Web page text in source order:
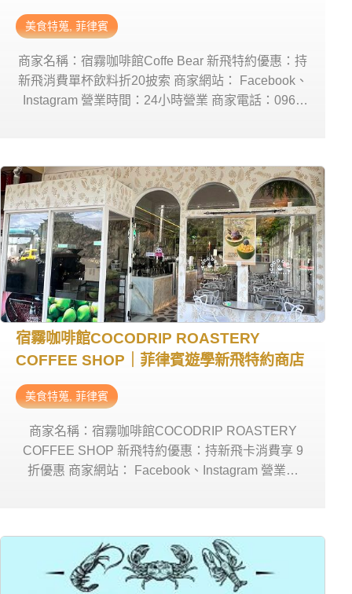
美食特蒐, 菲律賓
商家名稱：宿霧咖啡館Coffe Bear 新飛特約優惠：持
新飛消費單杯飲料折20披索 商家網站： Facebook、
Instagram 營業時間：24小時營業 商家電話：0962
宿霧咖啡館COCODRIP ROASTERY
COFFEE SHOP｜菲律賓遊學新飛特約商店
美食特蒐, 菲律賓
商家名稱：宿霧咖啡館COCODRIP ROASTERY
COFFEE SHOP 新飛特約優惠：持新飛卡消費享 9
折優惠 商家網站： Facebook、Instagram 營業時
TOWN CENTER, DATAG, MARIBAGO, Lapu-Lapu,
6015 Cebu